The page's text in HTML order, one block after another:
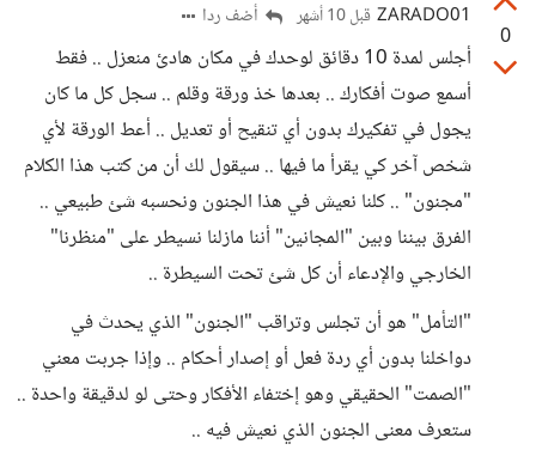
0
ZARADO01 قبل 10 أشهر أضف ردا
أجلس لمدة 10 دقائق لوحدك في مكان هادئ منعزل .. فقط
أسمع صوت أفكارك .. بعدها خذ ورقة وقلم .. سجل كل ما كان
يجول في تفكيرك بدون أي تنقيح أو تعديل .. أعط الورقة لأي
شخص آخر كي يقرأ ما فيها .. سيقول لك أن من كتب هذا الكلام
"مجنون" .. كلنا نعيش في هذا الجنون ونحسبه شئ طبيعي ..
الفرق بيننا وبين "المجانين" أننا مازلنا نسيطر على "منظرنا"
الخارجي والإدعاء أن كل شئ تحت السيطرة ..
"التأمل" هو أن تجلس وتراقب "الجنون" الذي يحدث في
دواخلنا بدون أي ردة فعل أو إصدار أحكام .. وإذا جربت معني
"الصمت" الحقيقي وهو إختفاء الأفكار وحتى لو لدقيقة واحدة ..
ستعرف معنى الجنون الذي نعيش فيه ..